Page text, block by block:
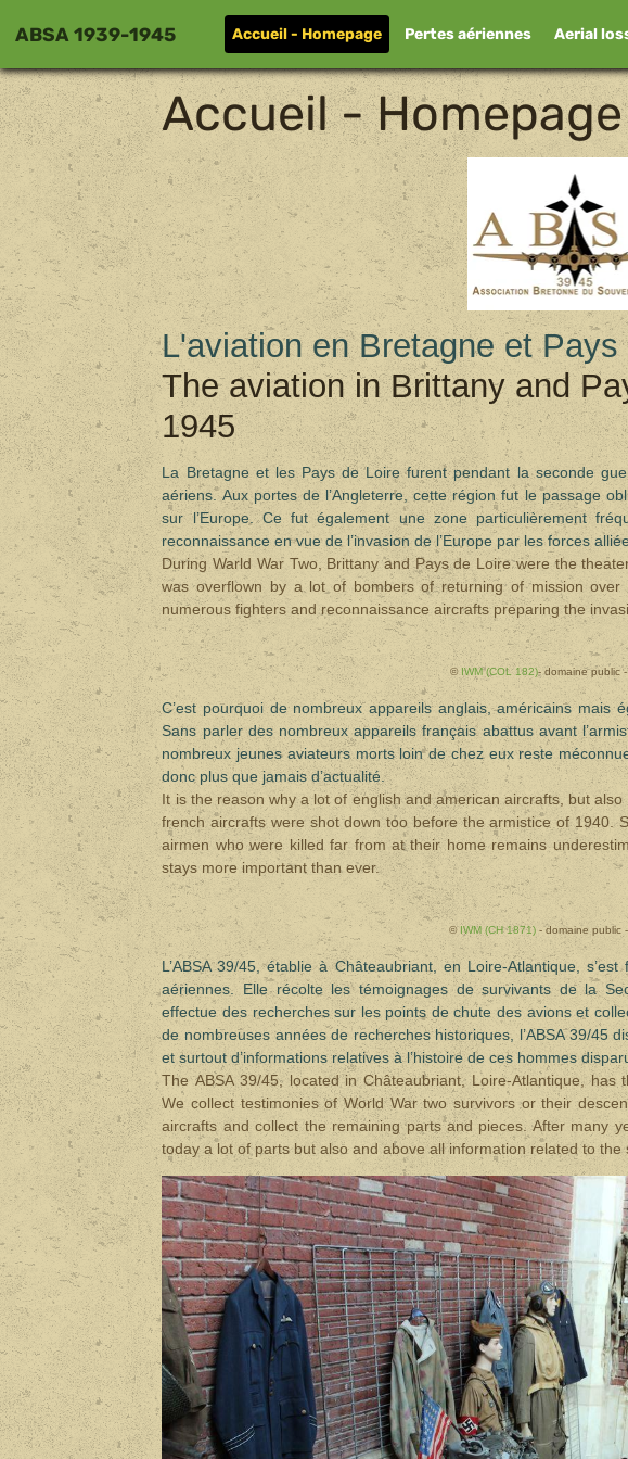
ABSA 1939-1945 Accueil - Homepage Pertes aériennes Aerial
Accueil - Homepage
L'aviation en Bretagne et
The aviation in Brittany and
1945
La Bretagne et les Pays de Loire furent pendant la seconde
aériens. Aux portes de l’Angleterre, cette région fut le passage
sur l’Europe. Ce fut également une zone particulièrement
reconnaissance en vue de l’invasion de l’Europe par les forces
During Warld War Two, Brittany and Pays de Loire were the
was overflown by a lot of bombers of returning of mission
numerous fighters and reconnaissance aircrafts preparing the
© IWM (COL 182)- domaine public
C’est pourquoi de nombreux appareils anglais, américains mais
Sans parler des nombreux appareils français abattus avant
nombreux jeunes aviateurs morts loin de chez eux reste
donc plus que jamais d’actualité.
It is the reason why a lot of english and american aircrafts, but
french aircrafts were shot down too before the armistice of 1940.
airmen who were killed far from at their home remains
stays more important than ever.
©IWM (CH 1871) - domaine public
L’ABSA 39/45, établie à Châteaubriant, en Loire-Atlantique,
aériennes. Elle récolte les témoignages de survivants de la
effectue des recherches sur les points de chute des avions et
de nombreuses années de recherches historiques, l’ABSA 39/45
et surtout d’informations relatives à l’histoire de ces hommes
The ABSA 39/45, located in Châteaubriant, Loire-Atlantique,
We collect testimonies of World War two survivors or their
aircrafts and collect the remaining parts and pieces. After many
today a lot of parts but also and above all information related to